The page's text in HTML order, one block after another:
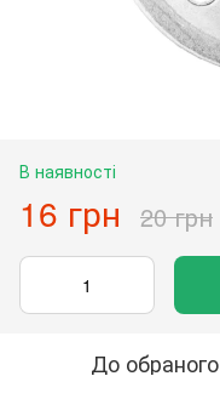
В наявності
16 грн 20 грн
До обраного